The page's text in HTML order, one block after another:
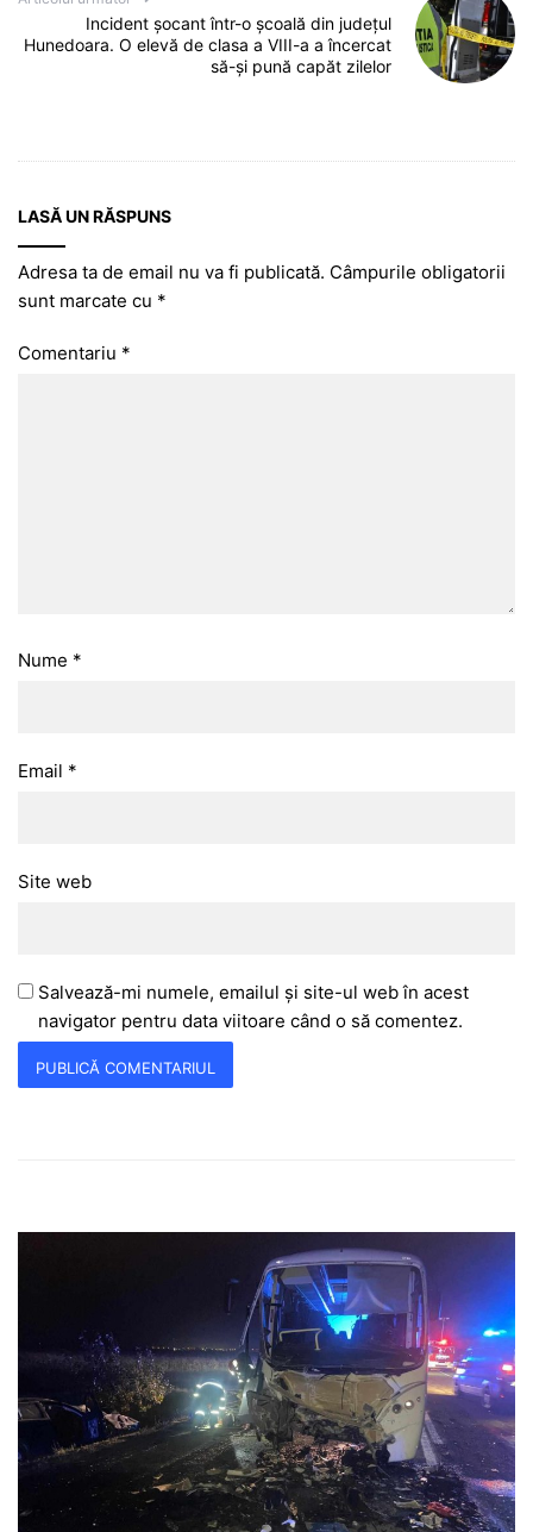
Incident șocant într-o școală din județul
Hunedoara. O elevă de clasa a VIII-a a încercat
să-și pună capăt zilelor
LASĂ UN RĂSPUNS
Adresa ta de email nu va fi publicată. Câmpurile obligatorii
sunt marcate cu *
Comentariu *
Nume *
Email *
Site web
Salvează-mi numele, emailul și site-ul web în acest
navigator pentru data viitoare când o să comentez.